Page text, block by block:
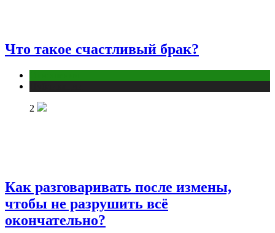
Что такое счастливый брак?
2
Как разговаривать после измены,
чтобы не разрушить всё
окончательно?